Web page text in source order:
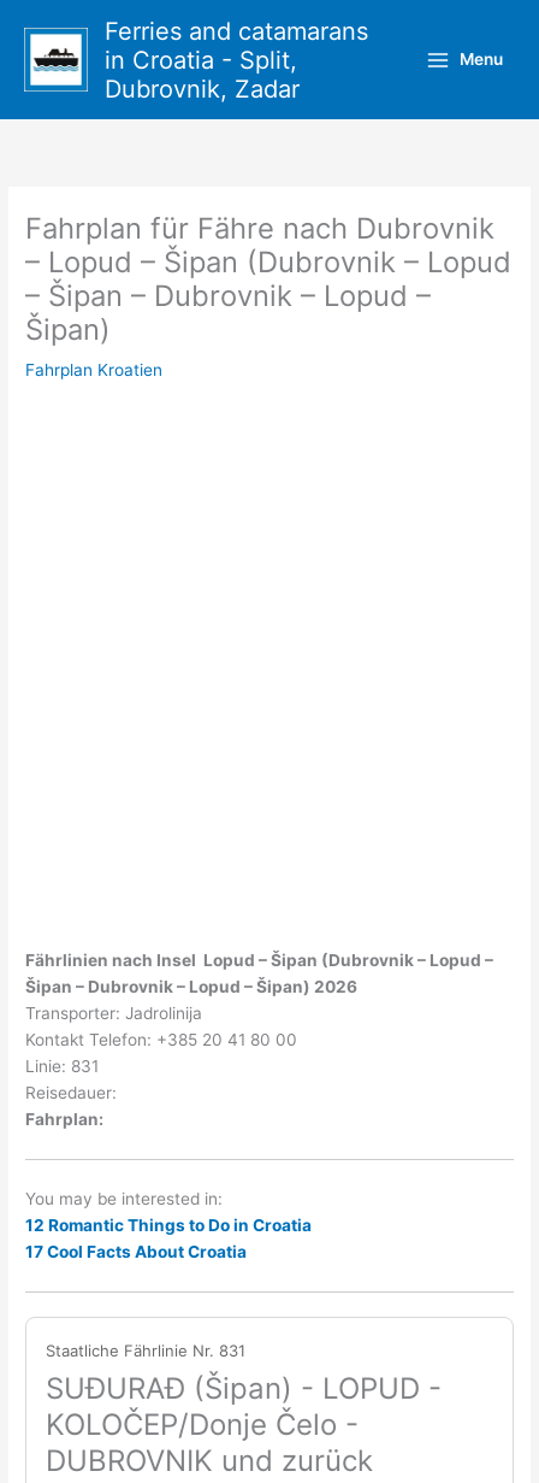
Inhalt
springen
Ferries and catamarans
in Croatia - Split,
Dubrovnik, Zadar
Menu
Fahrplan für Fähre nach Dubrovnik
– Lopud – Šipan (Dubrovnik – Lopud
– Šipan – Dubrovnik – Lopud –
Šipan)
Fahrplan Kroatien
Fährlinien nach Insel Lopud – Šipan (Dubrovnik – Lopud –
Šipan – Dubrovnik – Lopud – Šipan) 2026
Transporter: Jadrolinija
Kontakt Telefon: +385 20 41 80 00
Linie: 831
Reisedauer:
Fahrplan:
You may be interested in:
12 Romantic Things to Do in Croatia
17 Cool Facts About Croatia
Staatliche Fährlinie Nr. 831
SUĐURAĐ (Šipan) - LOPUD -
KOLOČEP/Donje Čelo -
DUBROVNIK und zurück